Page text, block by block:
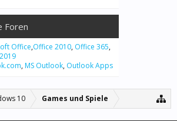
Foren
Office,Office 2010, Office 365,
, MS Outlook, Outlook Apps
10 Games und Spiele